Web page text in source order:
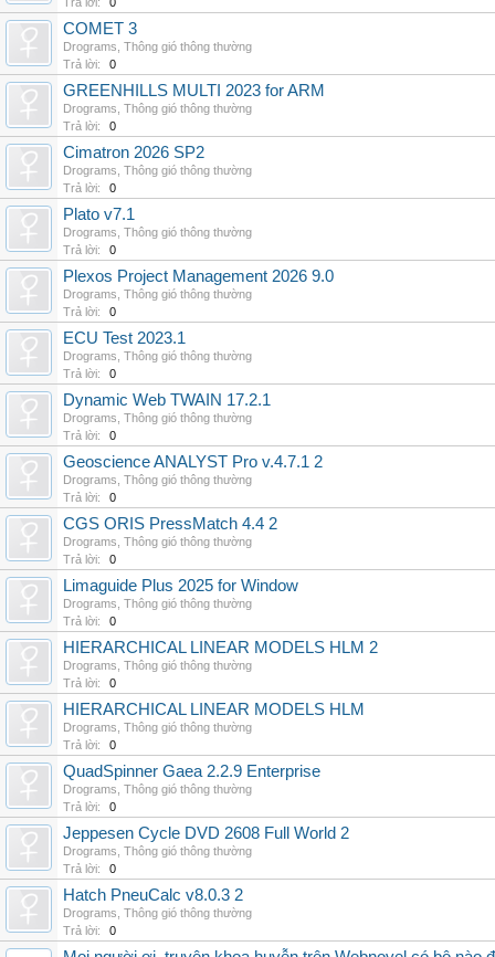
COMET 3
Drograms Thông gió thông thường
Trả lời:
0
GREENHILLS MULTI 2023 for ARM
Drograms Thông gió thông thường
Trả lời:
0
Cimatron 2026 SP2
Drograms Thông gió thông thường
Trả lời:
0
Plato v7.1
Drograms Thông gió thông thường
Trả lời:
0
Plexos Project Management 2026 9.0
Drograms Thông gió thông thường
Trả lời:
0
ECU Test 2023.1
Drograms Thông gió thông thường
Trả lời:
0
Dynamic Web TWAIN 17.2.1
Drograms Thông gió thông thường
Trả lời:
0
Geoscience ANALYST Pro v.4.7.1 2
Drograms Thông gió thông thường
Trả lời:
0
CGS ORIS PressMatch 4.4 2
Drograms Thông gió thông thường
Trả lời:
0
Limaguide Plus 2025 for Window
Drograms Thông gió thông thường
Trả lời:
0
HIERARCHICAL LINEAR MODELS HLM 2
Drograms Thông gió thông thường
Trả lời:
0
HIERARCHICAL LINEAR MODELS HLM
Drograms Thông gió thông thường
Trả lời:
0
QuadSpinner Gaea 2.2.9 Enterprise
Drograms Thông gió thông thường
Trả lời:
0
Jeppesen Cycle DVD 2608 Full World 2
Drograms Thông gió thông thường
Trả lời:
0
Hatch PneuCalc v8.0.3 2
Drograms Thông gió thông thường
Trả lời:
0